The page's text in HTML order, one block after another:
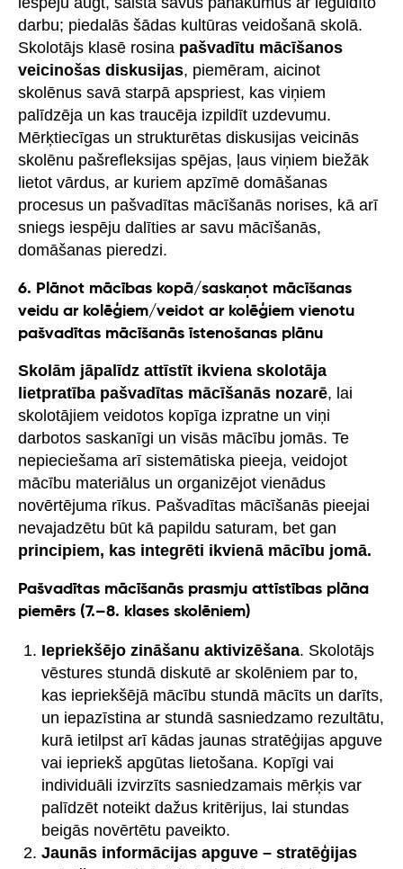
darbu; piedalās šādas kultūras veidošanā skolā.
Skolotājs klasē rosina pašvadītu mācīšanos
veicinošas diskusijas, piemēram, aicinot
skolēnus savā starpā apspriest, kas viņiem
palīdzēja un kas traucēja izpildīt uzdevumu.
Mērķtiecīgas un strukturētas diskusijas veicinās
skolēnu pašrefleksijas spējas, ļaus viņiem biežāk
lietot vārdus, ar kuriem apzīmē domāšanas
procesus un pašvadītas mācīšanās norises, kā arī
sniegs iespēju dalīties ar savu mācīšanās,
domāšanas pieredzi.
6. Plānot mācības kopā/saskaņot mācīšanas
veidu ar kolēģiem/veidot ar kolēģiem vienotu
pašvadītas mācīšanās īstenošanas plānu
Skolām jāpalīdz attīstīt ikviena skolotāja
lietpratība pašvadītas mācīšanās nozarē, lai
skolotājiem veidotos kopīga izpratne un viņi
darbotos saskanīgi un visās mācību jomās. Te
nepieciešama arī sistemātiska pieeja, veidojot
mācību materiālus un organizējot vienādus
novērtējuma rīkus. Pašvadītas mācīšanās pieejai
nevajadzētu būt kā papildu saturam, bet gan
principiem, kas integrēti ikvienā mācību jomā.
Pašvadītas mācīšanās prasmju attīstības plāna
piemērs (7.–8. klases skolēniem)
Iepriekšējo zināšanu aktivizēšana. Skolotājs
vēstures stundā diskutē ar skolēniem par to,
kas iepriekšējā mācību stundā mācīts un darīts,
un iepazīstina ar stundā sasniedzamo rezultātu,
kurā ietilpst arī kādas jaunas stratēģijas apguve
vai iepriekš apgūtas lietošana. Kopīgi vai
individuāli izvirzīts sasniedzamais mērķis var
palīdzēt noteikt dažus kritērijus, lai stundas
beigās novērtētu paveikto.
Jaunās informācijas apguve – stratēģijas